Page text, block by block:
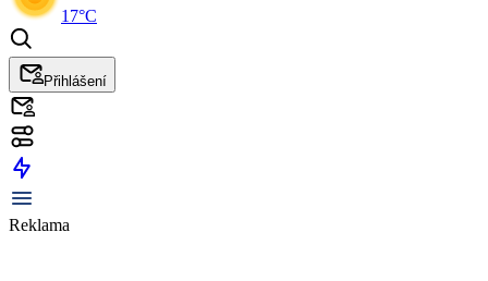
17°C
Přihlášení
Reklama